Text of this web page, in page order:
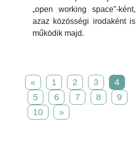
„open working space”-ként,
azaz közösségi irodaként is
működik majd.
« 1 2 3
4
5
6 7 8
9
10
»